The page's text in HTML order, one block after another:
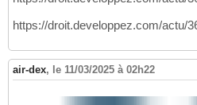
https://droit.developpez.com/actu/
air-dex, le 11/03/2025 à 02h22